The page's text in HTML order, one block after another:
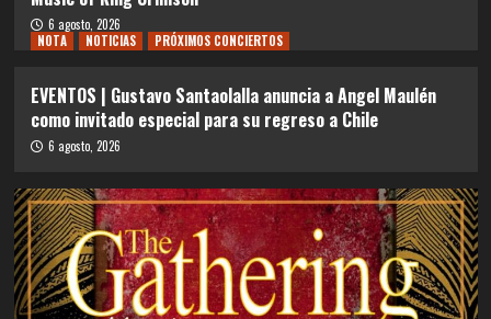
6 agosto, 2026
NOTA
NOTICIAS PRÓXIMOS CONCIERTOS
EVENTOS | Gustavo Santaolalla anuncia a Angel Maulén
como invitado especial para su regreso a Chile
6 agosto, 2026